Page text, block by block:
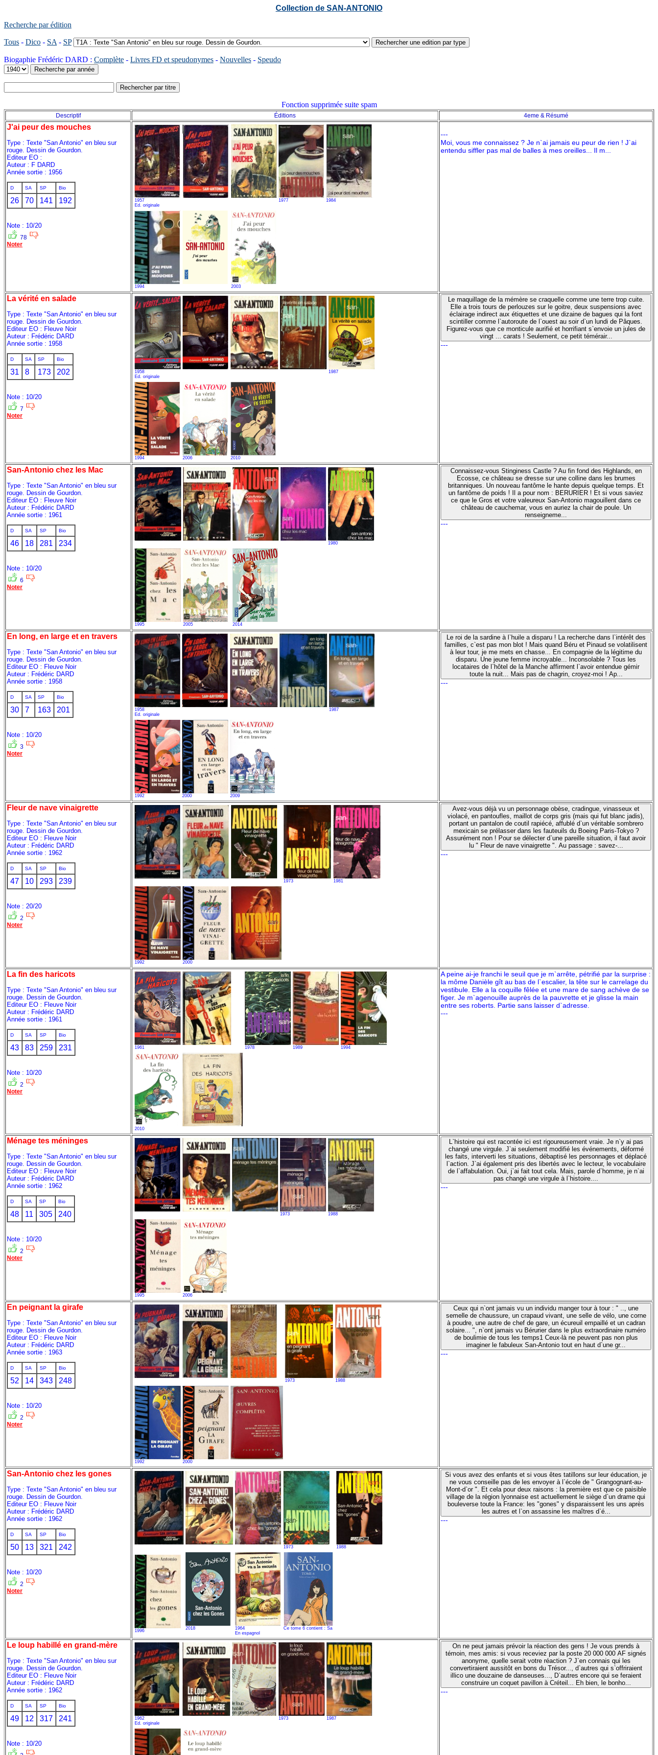
Collection de SAN-ANTONIO
Recherche par édition
Tous - Dico - SA - SP
Biogaphie Frédéric DARD : Complète - Livres FD et speudonymes - Nouvelles - Speudo
Fonction supprimée suite spam
Descriptif Éditions 4eme & Résumé
J'ai peur des mouches
Type : Texte "San Antonio" en bleu sur
rouge. Dessin de Gourdon.
Editeur EO :
Auteur : F DARD
Année sortie : 1956
D SA SP Bio
26 70 141 192
Note : 10/20
78
Noter
1957
Ed. originale
1977 1984
1994 2003
---
Moi, vous me connaissez ? Je n`ai jamais eu peur de rien ! J`ai
entendu siffler pas mal de balles à mes oreilles... Il m...
La vérité en salade
Type : Texte "San Antonio" en bleu sur
rouge. Dessin de Gourdon.
Editeur EO : Fleuve Noir
Auteur : Frédéric DARD
Année sortie : 1958
D SA SP Bio
31 8 173 202
Note : 10/20
7
Noter
1958
Ed. originale
1987
1994 2006 2010
Le maquillage de la mémère se craquelle comme une terre trop cuite.
Elle a trois tours de perlouzes sur le goitre, deux suspensions avec
éclairage indirect aux étiquettes et une dizaine de bagues qui la font
scintiller comme l`autoroute de l`ouest au soir d`un lundi de Pâques.
Figurez-vous que ce monticule aurifié et horrifiant s`envoie un jules de
vingt ... carats ! Seulement, ce petit témérair...
---
San-Antonio chez les Mac
Type : Texte "San Antonio" en bleu sur
rouge. Dessin de Gourdon.
Editeur EO : Fleuve Noir
Auteur : Frédéric DARD
Année sortie : 1961
D SA SP Bio
46 18 281 234
Note : 10/20
6
Noter
1980
1995 2005 2014
Connaissez-vous Stinginess Castle ? Au fin fond des Highlands, en
Ecosse, ce château se dresse sur une colline dans les brumes
britanniques. Un nouveau fantôme le hante depuis quelque temps. Et
un fantôme de poids ! Il a pour nom : BERURIER ! Et si vous saviez
ce que le Gros et votre valeureux San-Antonio magouillent dans ce
château de cauchemar, vous en auriez la chair de poule. Un
renseigneme...
---
En long, en large et en travers
Type : Texte "San Antonio" en bleu sur
rouge. Dessin de Gourdon.
Editeur EO : Fleuve Noir
Auteur : Frédéric DARD
Année sortie : 1958
D SA SP Bio
30 7 163 201
Note : 10/20
3
Noter
1958
Ed. originale
1987
1992 2000 2009
Le roi de la sardine à l`huile a disparu ! La recherche dans l`intérêt des
familles, c`est pas mon blot ! Mais quand Béru et Pinaud se volatilisent
à leur tour, je me mets en chasse... En compagnie de la légitime du
disparu. Une jeune femme incroyable... Inconsolable ? Tous les
locataires de l`hôtel de la Manche affirment l`avoir entendue gémir
toute la nuit... Mais pas de chagrin, croyez-moi ! Ap...
---
Fleur de nave vinaigrette
Type : Texte "San Antonio" en bleu sur
rouge. Dessin de Gourdon.
Editeur EO : Fleuve Noir
Auteur : Frédéric DARD
Année sortie : 1962
D SA SP Bio
47 10 293 239
Note : 20/20
2
Noter
1973 1981
1992 2000
Avez-vous déjà vu un personnage obèse, cradingue, vinasseux et
violacé, en pantoufles, maillot de corps gris (mais qui fut blanc jadis),
portant un pantalon de coutil rapiécé, affublé d`un véritable sombrero
mexicain se prélasser dans les fauteuils du Boeing Paris-Tokyo ?
Assurément non ! Pour se délecter d`une pareille situation, il faut avoir
lu " Fleur de nave vinaigrette ". Au passage : savez-...
---
La fin des haricots
Type : Texte "San Antonio" en bleu sur
rouge. Dessin de Gourdon.
Editeur EO : Fleuve Noir
Auteur : Frédéric DARD
Année sortie : 1961
D SA SP Bio
43 83 259 231
Note : 10/20
2
Noter
1961 1978 1989 1994
2010
A peine ai-je franchi le seuil que je m`arrête, pétrifié par la surprise :
la môme Danièle gît au bas de l`escalier, la tête sur le carrelage du
vestibule. Elle a la coquille fêlée et une mare de sang achève de se
figer. Je m`agenouille auprès de la pauvrette et je glisse la main
entre ses roberts. Partie sans laisser d`adresse.
---
Ménage tes méninges
Type : Texte "San Antonio" en bleu sur
rouge. Dessin de Gourdon.
Editeur EO : Fleuve Noir
Auteur : Frédéric DARD
Année sortie : 1962
D SA SP Bio
48 11 305 240
Note : 10/20
2
Noter
1973 1988
1995 2006
L`histoire qui est racontée ici est rigoureusement vraie. Je n`y ai pas
changé une virgule. J`ai seulement modifié les événements, déformé
les faits, interverti les situations, débaptisé les personnages et déplacé
l`action. J`ai également pris des libertés avec le lecteur, le vocabulaire
de l`affabulation. Oui, j`ai fait tout cela. Mais, parole d`homme, je n`ai
pas changé une virgule à l`histoire....
---
En peignant la girafe
Type : Texte "San Antonio" en bleu sur
rouge. Dessin de Gourdon.
Editeur EO : Fleuve Noir
Auteur : Frédéric DARD
Année sortie : 1963
D SA SP Bio
52 14 343 248
Note : 10/20
2
Noter
1973 1988
1992 2000
Ceux qui n`ont jamais vu un individu manger tour à tour : " .., une
semelle de chaussure, un crapaud vivant, une selle de vélo, une corne
à poudre, une autre de chef de gare, un écureuil empaillé et un cadran
solaire... ", n`ont jamais vu Bérurier dans le plus extraordinaire numéro
de boulimie de tous les temps1 Ceux-là ne peuvent pas non plus
imaginer le fabuleux San-Antonio tout en haut d`une gr...
---
San-Antonio chez les gones
Type : Texte "San Antonio" en bleu sur
rouge. Dessin de Gourdon.
Editeur EO : Fleuve Noir
Auteur : Frédéric DARD
Année sortie : 1962
D SA SP Bio
50 13 321 242
Note : 10/20
2
Noter
1973 1988
1996 2018
1964
En espagnol
Ce tome 6 contient : Sa
Si vous avez des enfants et si vous êtes tatillons sur leur éducation, je
ne vous conseille pas de les envoyer à l`école de " Grangognant-au-
Mont-d`or ". Et cela pour deux raisons : la première est que ce paisible
village de la région lyonnaise est actuellement le siège d`un drame qui
bouleverse toute la France: les "gones" y disparaissent les uns après
les autres et l`on assassine les maîtres d`é...
---
Le loup habillé en grand-mère
Type : Texte "San Antonio" en bleu sur
rouge. Dessin de Gourdon.
Editeur EO : Fleuve Noir
Auteur : Frédéric DARD
Année sortie : 1962
D SA SP Bio
49 12 317 241
Note : 10/20
1962
Ed. originale
1973 1987
On ne peut jamais prévoir la réaction des gens ! Je vous prends à
témoin, mes amis: si vous receviez par la poste 20 000 000 AF signés
anonyme, quelle serait votre réaction ? J`en connais qui les
convertiraient aussitôt en bons du Trésor..., d`autres qui s`offriraient
illico une douzaine de danseuses..., D`autres encore qui se feraient
construire un coquet pavillon à Créteil... Eh bien, le bonho...
---